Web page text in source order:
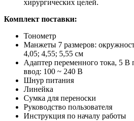
хирургических целей.
Комплект поставки:
Тонометр
Манжеты 7 размеров:
4,05; 4,55; 5,55 см
Адаптер переменного тока, 5 В
ввод: 100 ~ 240 В
Шнур питания
Линейка
Сумка для переноски
Руководство пользователя
Инструкция по началу работы